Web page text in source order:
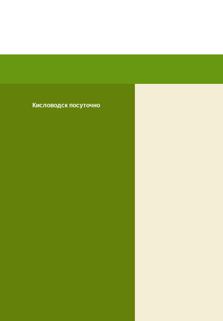
Кисловодск посуточно